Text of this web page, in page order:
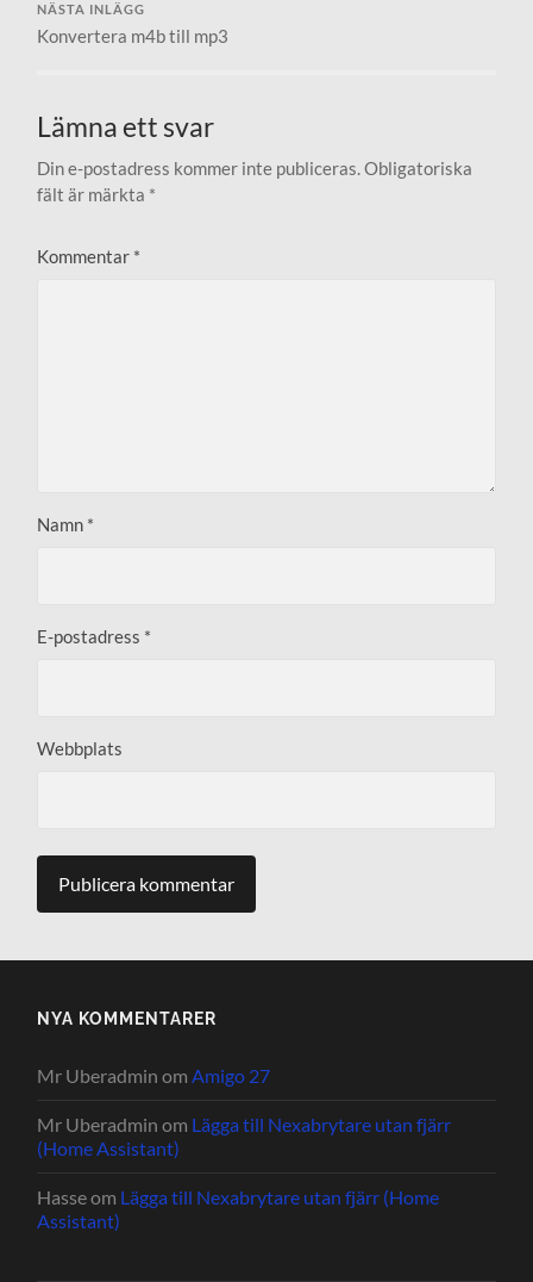
NÄSTA INLÄGG
Konvertera m4b till mp3
Lämna ett svar
Din e-postadress kommer inte publiceras.Obligatoriska
fält är märkta *
Kommentar *
Namn *
E-postadress *
Webbplats
NYA KOMMENTARER
Mr Uberadmin omAmigo 27
Mr Uberadmin om Lägga till Nexabrytare utan fjärr
(Home Assistant)
Hasseom Lägga till Nexabrytare utan fjärr (Home
Assistant)